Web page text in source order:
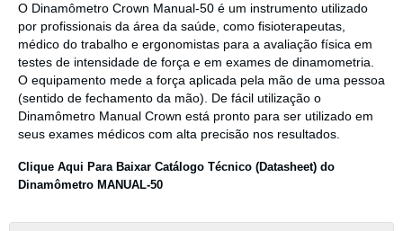
O Dinamômetro Crown Manual-50 é um instrumento utilizado
por profissionais da área da saúde, como fisioterapeutas,
médico do trabalho e ergonomistas para a avaliação física em
testes de intensidade de força e em exames de dinamometria.
O equipamento mede a força aplicada pela mão de uma pessoa
(sentido de fechamento da mão). De fácil utilização o
Dinamômetro Manual Crown está pronto para ser utilizado em
seus exames médicos com alta precisão nos resultados.
Clique Aqui Para Baixar Catálogo Técnico (Datasheet) do
Dinamômetro MANUAL-50